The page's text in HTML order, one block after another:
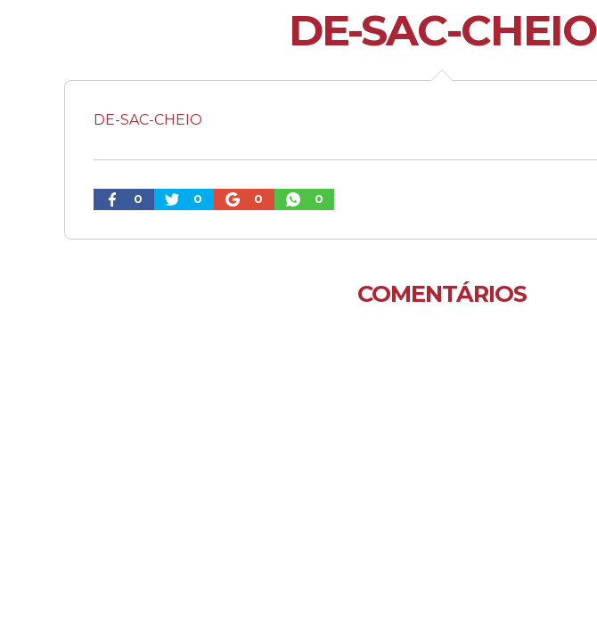
DE-SAC-CHEIO
DE-SAC-CHEIO
0 0 0 0
COMENTÁRIOS